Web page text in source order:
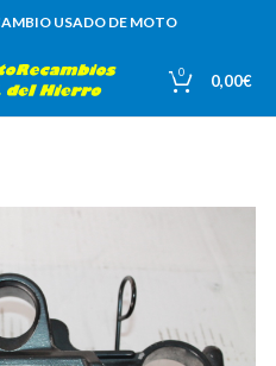
USADO DE MOTO
0 0,00€